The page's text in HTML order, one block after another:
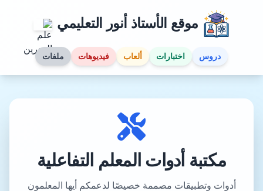
موقع الأستاذ أنور التعليمي
دروس اختبارات ألعاب فيديوهات ملفات
مكتبة أدوات المعلم التفاعلية
أدوات وتطبيقات مصممة خصيصًا لدعمكم أيها المعلمون